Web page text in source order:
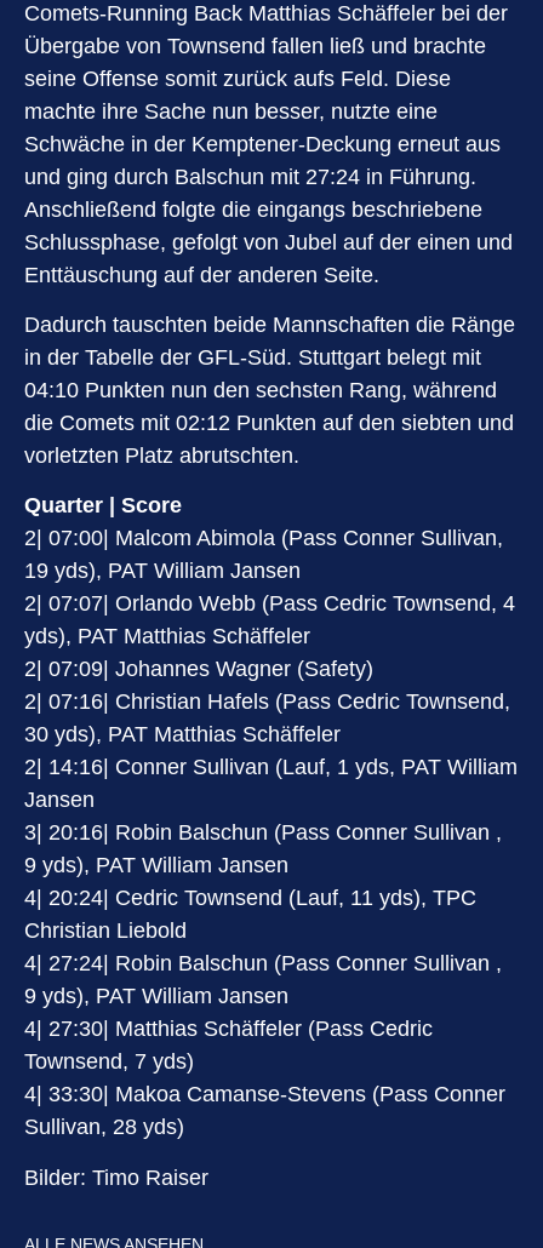
Comets-Running Back Matthias Schäffeler bei der
Übergabe von Townsend fallen ließ und brachte
seine Offense somit zurück aufs Feld. Diese
machte ihre Sache nun besser, nutzte eine
Schwäche in der Kemptener-Deckung erneut aus
und ging durch Balschun mit 27:24 in Führung.
Anschließend folgte die eingangs beschriebene
Schlussphase, gefolgt von Jubel auf der einen und
Enttäuschung auf der anderen Seite.
Dadurch tauschten beide Mannschaften die Ränge
in der Tabelle der GFL-Süd. Stuttgart belegt mit
04:10 Punkten nun den sechsten Rang, während
die Comets mit 02:12 Punkten auf den siebten und
vorletzten Platz abrutschten.
Quarter | Score
2| 07:00| Malcom Abimola (Pass Conner Sullivan,
19 yds), PAT William Jansen
2| 07:07| Orlando Webb (Pass Cedric Townsend, 4
yds), PAT Matthias Schäffeler
2| 07:09| Johannes Wagner (Safety)
2| 07:16| Christian Hafels (Pass Cedric Townsend,
30 yds), PAT Matthias Schäffeler
2| 14:16| Conner Sullivan (Lauf, 1 yds, PAT William
Jansen
3| 20:16| Robin Balschun (Pass Conner Sullivan ,
9 yds), PAT William Jansen
4| 20:24| Cedric Townsend (Lauf, 11 yds), TPC
Christian Liebold
4| 27:24| Robin Balschun (Pass Conner Sullivan ,
9 yds), PAT William Jansen
4| 27:30| Matthias Schäffeler (Pass Cedric
Townsend, 7 yds)
4| 33:30| Makoa Camanse-Stevens (Pass Conner
Sullivan, 28 yds)
Bilder: Timo Raiser
ALLE NEWS ANSEHEN